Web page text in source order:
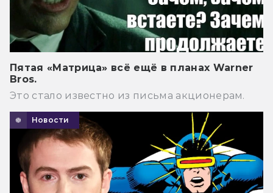
Пятая «Матрица» всё ещё в планах Warner
Bros.
Это стало известно из письма акционерам.
Новости